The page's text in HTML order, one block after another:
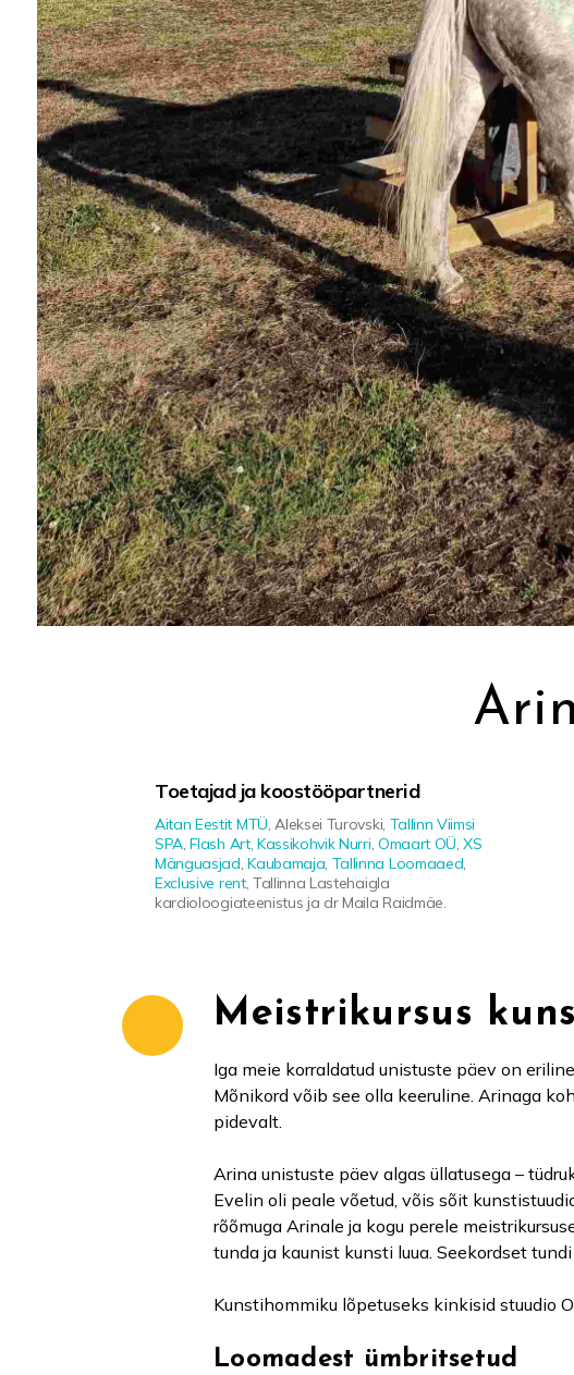
Toetajad ja koostööpartnerid
Aitan Eestit MTÜ, Aleksei Turovski, Tallinn Viimsi
SPA,Flash Art, Kassikohvik Nurri, Omaart OÜ,XS
Mänguasjad,Kaubamaja, Tallinna Loomaaed,
Exclusive rent, Tallinna Lastehaigla
kardioloogiateenistus ja dr Maila Raidmäe.
Meistrikursus
Iga meie korraldatud unistuste päev on
Mõnikord võib see olla keeruline. Arinaga
pidevalt.
Arina unistuste päev algas üllatusega –
Evelin oli peale võetud, võis sõit
rõõmuga Arinale ja kogu perele
tunda ja kaunist kunsti luua. Seekordset
Kunstihommiku lõpetuseks kinkisid stuudio
Loomadest ümbritsetud